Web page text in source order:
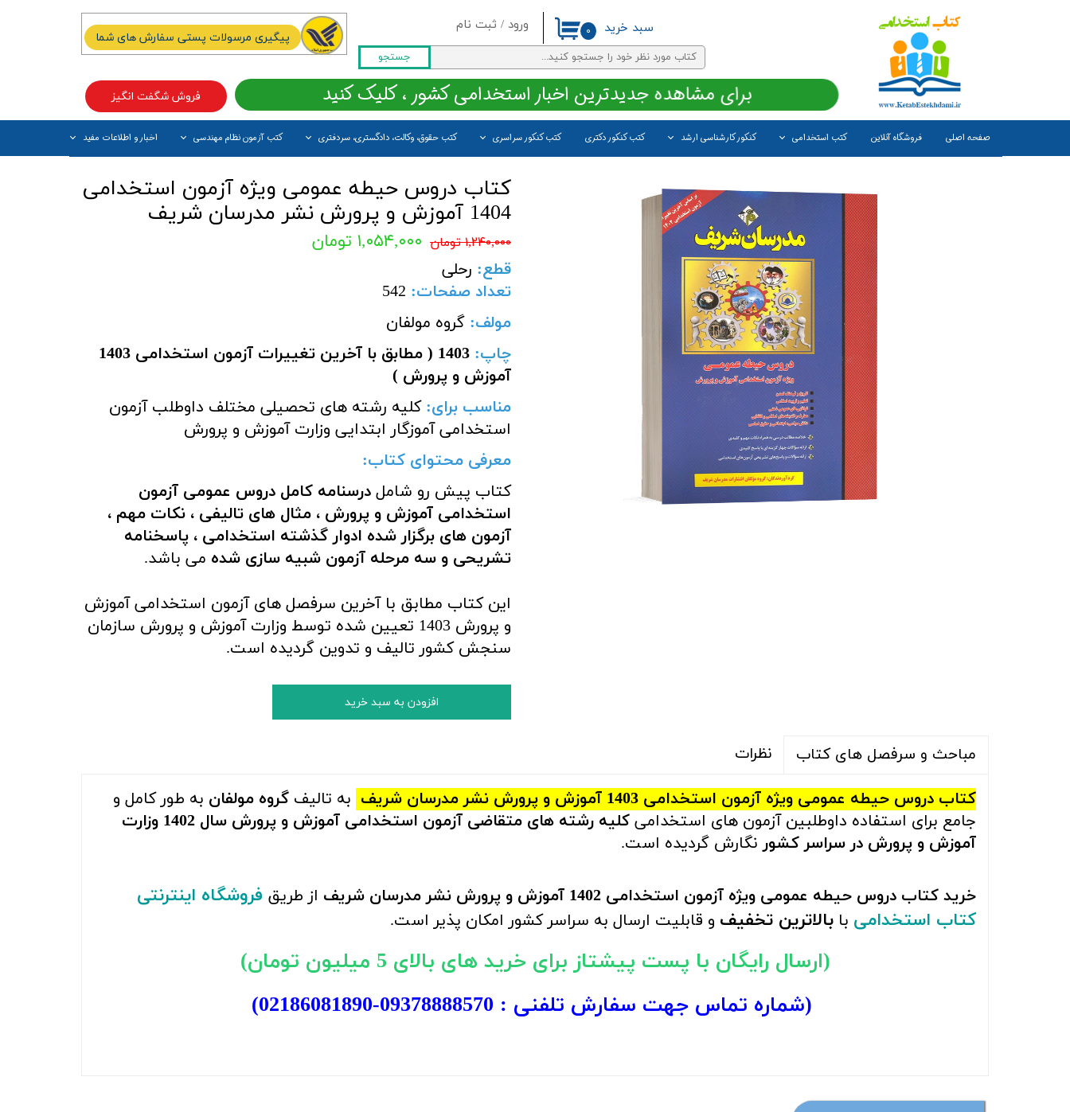
ورود / ثبت نام
حساب کاربری من
تغییر گذر واژه
سفارشات
خروج از حساب کاربری
جستجو
صفحه اصلی فروشگاه آنلاین کتب استخدامی کنکور کارشناسی ارشد کتب کنکور دکتری کتب کنکور سراسری کتب حقوق، وکالت، دادگستری، سردفتری کتب آزمون نظام مهندسی اخبار و اطلاعات مفید
۰ سبد خرید
فروش شگفت انگیز برای مشاهده جدیدترین اخبار استخدامی کشور ، کلیک کنید
پیگیری مرسولات پستی سفارش های شما
کتاب دروس حیطه عمومی ویژه آزمون استخدامی
1404 آموزش و پرورش نشر مدرسان شریف
۱,۲۴۰,۰۰۰ تومان ۱,۰۵۴,۰۰۰ تومان
قطع: رحلی
تعداد صفحات:
542
مولف: گروه مولفان
چاپ:
1403 ( مطابق با آخرین تغییرات آزمون استخدامی 1403
آموزش و پرورش )
مناسب برای: کلیه رشته های تحصیلی مختلف داوطلب آزمون
استخدامی آموزگار ابتدایی وزارت آموزش و پرورش
معرفی محتوای کتاب:
کتاب پیش رو شامل درسنامه کامل دروس عمومی آزمون
استخدامی آموزش و پرورش ، مثال های تالیفی ، نکات مهم ،
آزمون های برگزار شده ادوار گذشته استخدامی ، پاسخنامه
تشریحی و سه مرحله آزمون شبیه سازی شده می باشد.
این کتاب مطابق با آخرین سرفصل های آزمون استخدامی آموزش
و پرورش 1403 تعیین شده توسط وزارت آموزش و پرورش سازمان
سنجش کشور تالیف و تدوین گردیده است.
افزودن به سبد خرید
مباحث و سرفصل های کتاب نظرات
کتاب دروس حیطه عمومی ویژه آزمون استخدامی 1403 آموزش و پرورش نشر مدرسان شریف به تالیف گروه مولفان به طور کامل و
جامع برای استفاده داوطلبین آزمون های استخدامی
کلیه رشته های متقاضی آزمون استخدامی آموزش و پرورش سال 1402 وزارت
آموزش و پرورش در سراسر کشورنگارش گردیده است.
خرید کتاب دروس حیطه عمومی ویژه آزمون استخدامی 1402 آموزش و پرورش نشر مدرسان شریف از طریق فروشگاه اینترنتی
کتاب استخدامی با بالاترین تخفیف و قابلیت ارسال به سراسر کشور امکان پذیر است.
(ارسال رایگان با پست پیشتاز برای خرید های بالای 5 میلیون تومان)
(شماره تماس جهت سفارش تلفنی : 09378888570
-
02186081890
)